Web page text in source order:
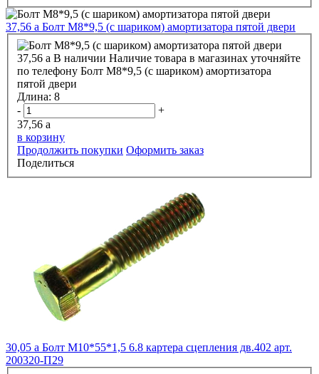
37,56 a Болт М8*9,5 (с шариком) амортизатора пятой двери
37,56 a В наличии Наличие товара в магазинах уточняйте
по телефону Болт М8*9,5 (с шариком) амортизатора
пятой двери
Длина: 8
-
+
37,56 a
в корзину
Продолжить покупки Оформить заказ
Поделиться
30,05 a Болт М10*55*1,5 6.8 картера сцепления дв.402 арт.
200320-П29